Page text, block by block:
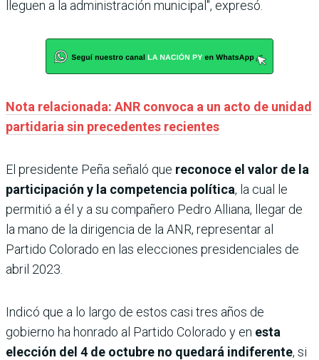
lleguen a la administración municipal", expresó.
Nota relacionada: ANR convoca a un acto de unidad
partidaria sin precedentes recientes
El presidente Peña señaló que reconoce el valor de la
participación y la competencia política, la cual le
permitió a él y a su compañero Pedro Alliana, llegar de
la mano de la dirigencia de la ANR, representar al
Partido Colorado en las elecciones presidenciales de
abril 2023.
Indicó que a lo largo de estos casi tres años de
gobierno ha honrado al Partido Colorado y en esta
elección del 4 de octubre no quedará indiferente, si